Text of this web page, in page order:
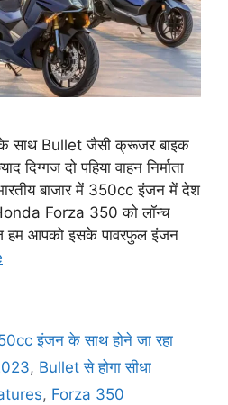
साथ Bullet जैसी क्रूजर बाइक
दिग्गज दो पहिया वाहन निर्माता
बाजार में 350cc इंजन में देश
Forza 350 को लॉन्च
हम आपको इसके पावरफुल इंजन
इंजन के साथ होने जा रहा
, Bullet से होगा सीधा
, Forza 350